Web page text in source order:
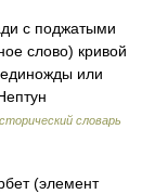
с поджатыми
слово) кривой
единожды или
словарь
(элемент